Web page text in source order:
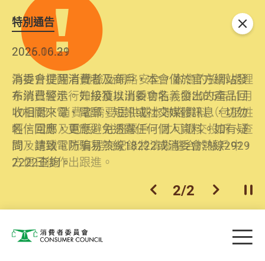
特別通告
2026.06.29
消委會提醒消費者及商戶，本會僅於官方網站發
布消費警示。如接獲以消委會名義發出的產品回
收相關來電、電郵、短訊或社交媒體訊息，切勿
輕信回應，更應避免透露任何個人資料。如有疑
問，請致電防騙易熱線18222或消委會熱線2929
2222查詢。
2025.10.31
為提升使用者體驗及網絡安全，本會的投訴處理
系統已經進行升級及推出新功能。由2025年11月
10日起，消費者需要提供基本聯絡資料（包括姓
名、電郵及電話）註冊帳戶，才可提交投訴、查
詢及建議。所有提交紀錄將清晰整合於帳戶中，
方便日後作出跟進。
上一個
2/2 下一個開
關閉
消費者委員會 目